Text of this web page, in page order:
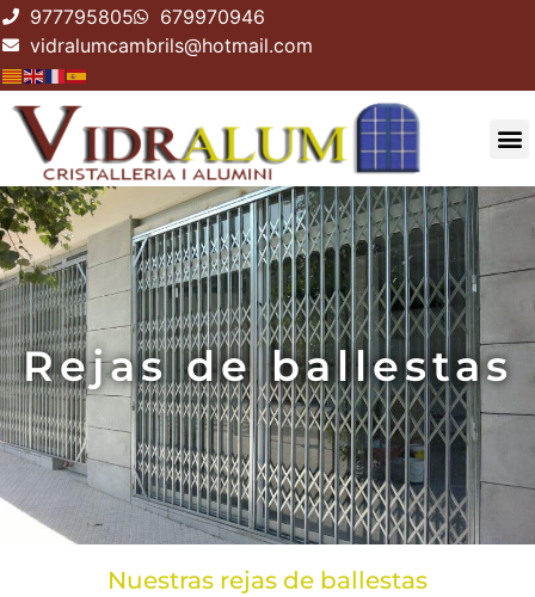
977795805
679970946
vidralumcambrils@hotmail.com
Rejas de ballestas
Nuestras rejas de ballestas